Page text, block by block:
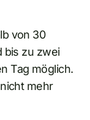
von 30
bis zu zwei
Tag möglich.
mehr